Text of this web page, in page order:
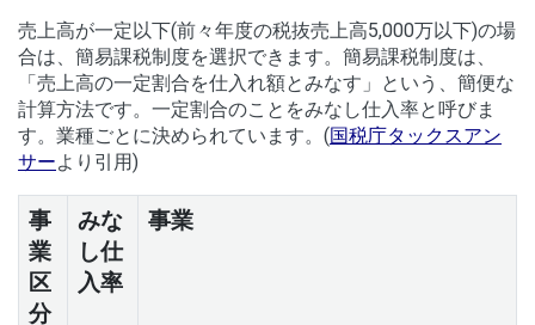
売上高が一定以下(前々年度の税抜売上高5,000万以下)の場
合は、簡易課税制度を選択できます。簡易課税制度は、
「売上高の一定割合を仕入れ額とみなす」という、簡便な
計算方法です。一定割合のことをみなし仕入率と呼びま
す。業種ごとに決められています。(国税庁タックスアン
サーより引用)
事
業
区
分
みな
し仕
入率
事業